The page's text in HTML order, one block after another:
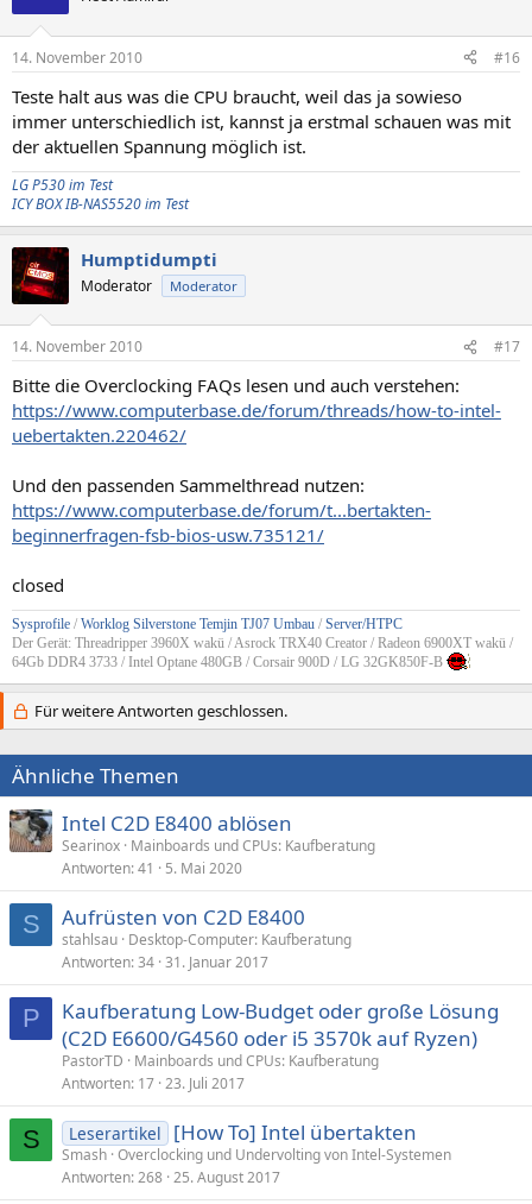
14. November 2010 #16
Teste halt aus was die CPU braucht, weil das ja sowieso
immer unterschiedlich ist, kannst ja erstmal schauen was mit
der aktuellen Spannung möglich ist.
LG P530 im Test
ICY BOX IB-NAS5520 im Test
Humptidumpti
Moderator Moderator
14. November 2010 #17
Bitte die Overclocking FAQs lesen und auch verstehen:
https://www.computerbase.de/forum/threads/how-to-intel-
uebertakten.220462/
Und den passenden Sammelthread nutzen:
https://www.computerbase.de/forum/t...bertakten-
beginnerfragen-fsb-bios-usw.735121/
closed
Sysprofile / Worklog Silverstone Temjin TJ07 Umbau / Server/HTPC
Der Gerät: Threadripper 3960X wakü / Asrock TRX40 Creator / Radeon 6900XT wakü /
64Gb DDR4 3733 / Intel Optane 480GB / Corsair 900D / LG 32GK850F-B
Für weitere Antworten geschlossen.
Ähnliche Themen
Intel C2D E8400 ablösen
Searinox Mainboards und CPUs: Kaufberatung
Antworten 41 5. Mai 2020
S Aufrüsten von C2D E8400
stahlsau Desktop-Computer: Kaufberatung
Antworten 34 31. Januar 2017
P
Kaufberatung Low-Budget oder große Lösung
(C2D E6600/G4560 oder i5 3570k auf Ryzen)
PastorTD
Mainboards und CPUs: Kaufberatung
Antworten 17 23. Juli 2017
S Leserartikel [How To] Intel übertakten
Smash Overclocking und Undervolting von Intel-Systemen
Antworten 268 25. August 2017